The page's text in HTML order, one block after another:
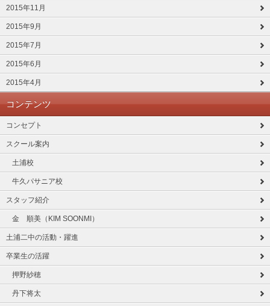
2015年11月
2015年9月
2015年7月
2015年6月
2015年4月
コンテンツ
コンセプト
スクール案内
土浦校
牛久パサニア校
スタッフ紹介
金 順美（KIM SOONMI）
土浦二中の活動・躍進
卒業生の活躍
押野紗穂
丹下将太